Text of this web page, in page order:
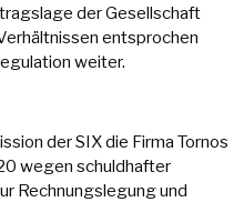
der Gesellschaft
entsprochen
weiter.
der SIX die Firma Tornos
wegen schuldhafter
Rechnungslegung und